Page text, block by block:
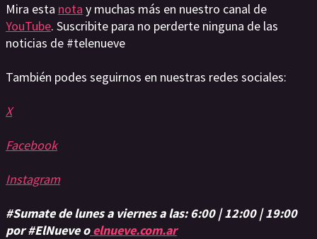
Mira esta nota y muchas más en nuestro canal de
YouTube. Suscribite para no perderte ninguna de las
noticias de #telenueve
También podes seguirnos en nuestras redes sociales:
X
Facebook
Instagram
#Sumate de lunes a viernes a las: 6:00 | 12:00 | 19:00
por #ElNueve o elnueve.com.ar